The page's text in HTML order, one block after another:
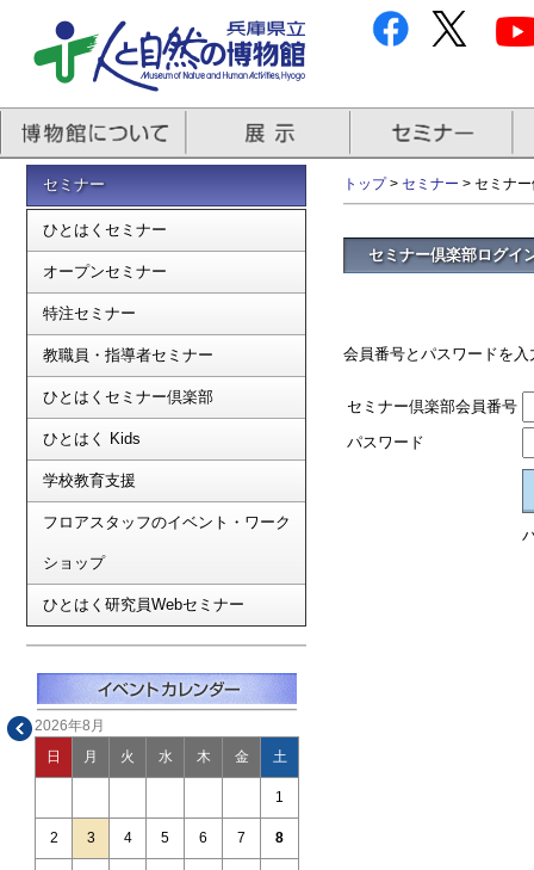
セミナー
ひとはくセミナー
オープンセミナー
特注セミナー
教職員・指導者セミナー
ひとはくセミナー倶楽部
ひとはく Kids
学校教育支援
フロアスタッフのイベント・ワーク
ショップ
ひとはく研究員Webセミナー
2026年8月
日 月 火 水 木 金 土
1
2 3 4 5 6 7 8
トップ> セミナー > セミナ
セミナー倶楽部ログイ
会員番号とパスワードを
セミナー倶楽部会員番号
パスワード